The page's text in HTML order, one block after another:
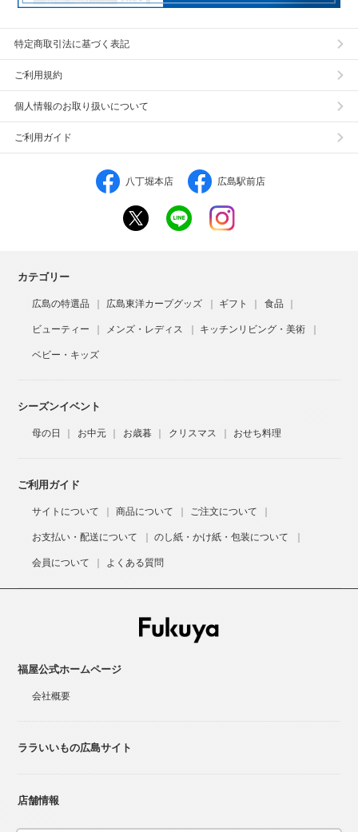
特定商取引法に基づく表記
ご利用規約
個人情報のお取り扱いについて
ご利用ガイド
八丁堀本店 広島駅前店
カテゴリー
広島の特選品 広島東洋カープグッズ ギフト 食品
ビューティー メンズ・レディス キッチンリビング・美術
ベビー・キッズ
シーズンイベント
母の日 お中元 お歳暮 クリスマス おせち料理
ご利用ガイド
サイトについて 商品について ご注文について
お支払い・配送について のし紙・かけ紙・包装について
会員について よくある質問
福屋公式ホームページ
会社概要
ララいいもの広島サイト
店舗情報